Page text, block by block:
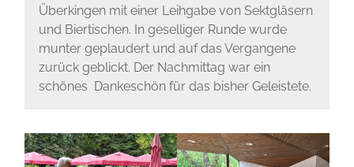
Überkingen mit einer Leihgabe von Sektgläsern
und Biertischen. In geselliger Runde wurde
munter geplaudert und auf das Vergangene
zurück geblickt. Der Nachmittag war ein
schönes Dankeschön für das bisher Geleistete.